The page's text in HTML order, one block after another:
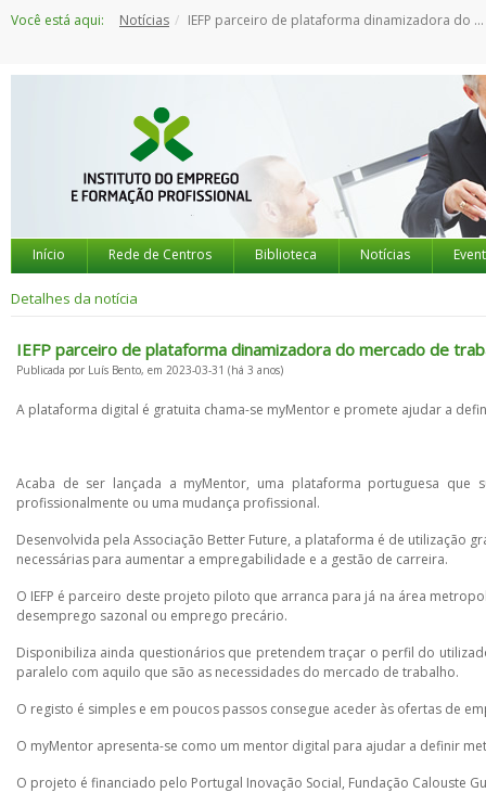
paraVocê está aqui: Notícias IEFP parceiro de plataforma dinamizadora do mercado de trabalho
Início Rede de Centros Biblioteca Notícias
Detalhes da notícia
IEFP parceiro de plataforma dinamizadora do mercado de
Publicada por Luís Bento, em 2023-03-31 (há 3 anos)
A plataforma digital é gratuita chama-se myMentor e promete ajudar a
Acaba de ser lançada a myMentor, uma plataforma portuguesa
profissionalmente ou uma mudança profissional.
Desenvolvida pela Associação Better Future, a plataforma é de utilização
necessárias para aumentar a empregabilidade e a gestão de carreira.
O IEFP é parceiro deste projeto piloto que arranca para já na área
desemprego sazonal ou emprego precário.
Disponibiliza ainda questionários que pretendem traçar o perfil do
paralelo com aquilo que são as necessidades do mercado de trabalho.
O registo é simples e em poucos passos consegue aceder às ofertas de
O myMentor apresenta-se como um mentor digital para ajudar a definir
O projeto é financiado pelo Portugal Inovação Social, Fundação Calouste